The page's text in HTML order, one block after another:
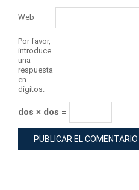
Web
Por favor,
introduce
una
respuesta
en
dígitos:
dos × dos =